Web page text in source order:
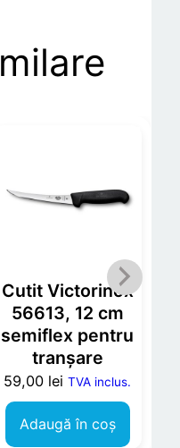
Cutit Victorinox
56613, 12 cm
semiflex pentru
tranșare
59,00 lei TVA inclus.
Adaugă în coș